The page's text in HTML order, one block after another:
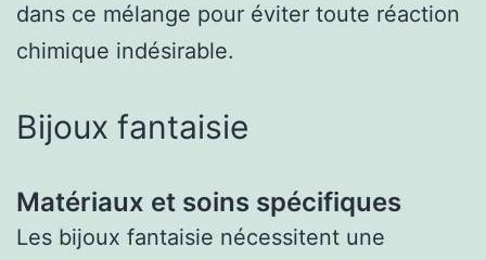
dans ce mélange pour éviter toute réaction
chimique indésirable.
Bijoux fantaisie
Matériaux et soins spécifiques
Les bijoux fantaisie nécessitent une